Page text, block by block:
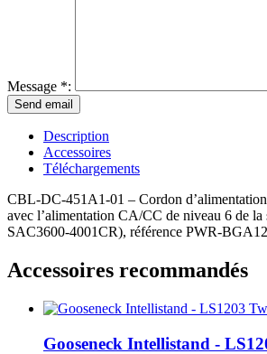
Message *:
Description
Accessoires
Téléchargements
CBL-DC-451A1-01 – Cordon
avec l’alimentation CA/CC de niveau 6 de la
SAC3600-4001CR), référence PWR-
Accessoires recommandés
Gooseneck Intellistand -